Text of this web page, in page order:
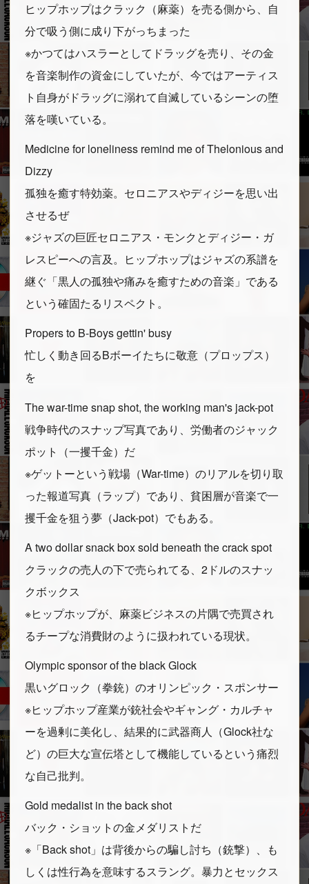
ヒップホップはクラック（麻薬）を売る側から、自
分で吸う側に成り下がっちまった
※かつてはハスラーとしてドラッグを売り、その金
を音楽制作の資金にしていたが、今ではアーティス
ト自身がドラッグに溺れて自滅しているシーンの堕
落を嘆いている。
Medicine for loneliness remind me of Thelonious and
Dizzy
孤独を癒す特効薬。セロニアスやディジーを思い出
させるぜ
※ジャズの巨匠セロニアス・モンクとディジー・ガ
レスピーへの言及。ヒップホップはジャズの系譜を
継ぐ「黒人の孤独や痛みを癒すための音楽」である
という確固たるリスペクト。
Propers to B-Boys gettin' busy
忙しく動き回るBボーイたちに敬意（プロップス）
を
The war-time snap shot, the working man's jack-pot
戦争時代のスナップ写真であり、労働者のジャック
ポット（一攫千金）だ
※ゲットーという戦場（War-time）のリアルを切り取
った報道写真（ラップ）であり、貧困層が音楽で一
攫千金を狙う夢（Jack-pot）でもある。
A two dollar snack box sold beneath the crack spot
クラックの売人の下で売られてる、2ドルのスナッ
クボックス
※ヒップホップが、麻薬ビジネスの片隅で売買され
るチープな消費財のように扱われている現状。
Olympic sponsor of the black Glock
黒いグロック（拳銃）のオリンピック・スポンサー
※ヒップホップ産業が銃社会やギャング・カルチャ
ーを過剰に美化し、結果的に武器商人（Glock社な
ど）の巨大な宣伝塔として機能しているという痛烈
な自己批判。
Gold medalist in the back shot
バック・ショットの金メダリストだ
※「Back shot」は背後からの騙し討ち（銃撃）、も
しくは性行為を意味するスラング。暴力とセックス